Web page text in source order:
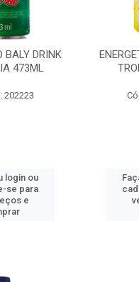
BALY DRINK
473ML
202223
login ou
se para
e